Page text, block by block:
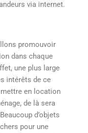
via internet.
promouvoir
dans chaque
une plus large
intérêts de ce
en location
de là sera
d’objets
pour une